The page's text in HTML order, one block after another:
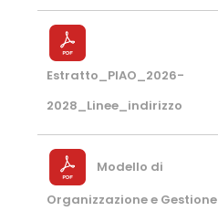
Estratto_PIAO_2026-
2028_Linee_indirizzo
Modello di
Organizzazione e Gestione